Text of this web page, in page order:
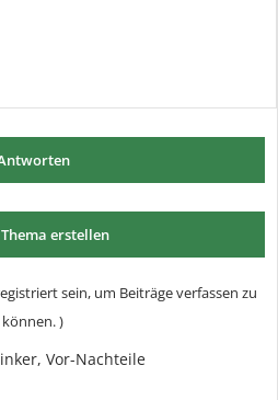
erstellen
sein, um Beiträge verfassen zu
können. )
Vor-Nachteile